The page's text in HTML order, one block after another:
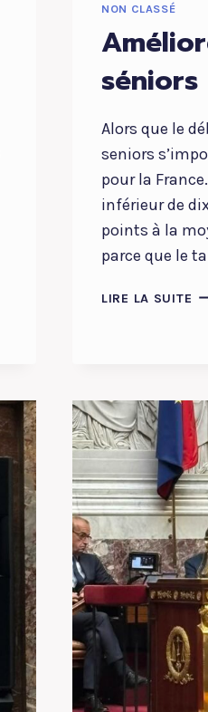
NON CLASSÉ
séniors
Alors que le
seniors
pour la
inférieur de
points à la
parce que le
LIRE LA SUITE